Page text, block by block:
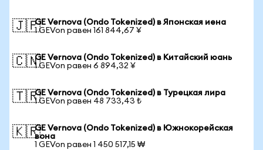
🇯🇵GE Vernova (Ondo Tokenized) в Японская иена
1 GEVon равен 161 844,67 ¥
🇨🇳GE Vernova (Ondo Tokenized) в Китайский юань
1 GEVon равен 6 894,32 ¥
🇹🇷GE Vernova (Ondo Tokenized) в Турецкая лира
1 GEVon равен 48 733,43 ₺
🇰🇷GE Vernova (Ondo Tokenized) в Южнокорейская
вона
1 GEVon равен 1 450 517,15 ₩